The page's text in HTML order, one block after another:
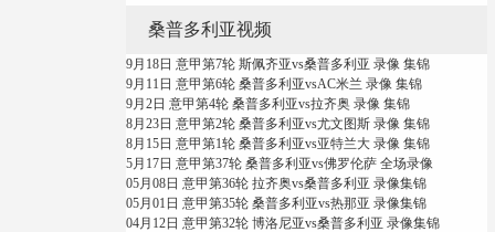
桑普多利亚视频
9月18日 意甲第7轮 斯佩齐亚vs桑普多利亚 录像 集锦
9月11日 意甲第6轮 桑普多利亚vsAC米兰 录像 集锦
9月2日 意甲第4轮 桑普多利亚vs拉齐奥 录像 集锦
8月23日 意甲第2轮 桑普多利亚vs尤文图斯 录像 集锦
8月15日 意甲第1轮 桑普多利亚vs亚特兰大 录像 集锦
5月17日 意甲第37轮 桑普多利亚vs佛罗伦萨 全场录像
05月08日 意甲第36轮 拉齐奥vs桑普多利亚 录像集锦
05月01日 意甲第35轮 桑普多利亚vs热那亚 录像集锦
04月12日 意甲第32轮 博洛尼亚vs桑普多利亚 录像集锦